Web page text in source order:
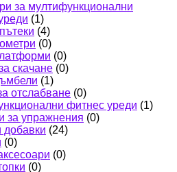
за мултифункционални
(1)
(4)
(0)
(0)
скачане (0)
(1)
отслабване (0)
фитнес уреди (1)
за упражнения (0)
добавки (24)
(0)
(0)
(0)